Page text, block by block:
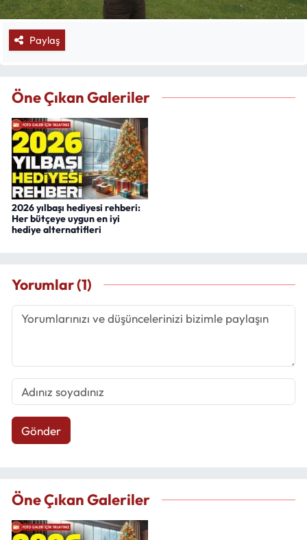
Paylaş
Öne Çıkan Galeriler
2026 yılbaşı hediyesi rehberi:
Her bütçeye uygun en iyi
hediye alternatifleri
Yorumlar (1)
Gönder
Öne Çıkan Galeriler